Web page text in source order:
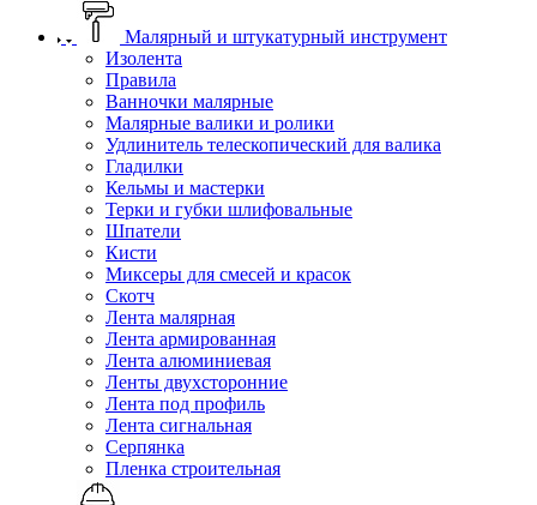
Малярный и штукатурный инструмент
Изолента
Правила
Ванночки малярные
Малярные валики и ролики
Удлинитель телескопический для валика
Гладилки
Кельмы и мастерки
Терки и губки шлифовальные
Шпатели
Кисти
Миксеры для смесей и красок
Скотч
Лента малярная
Лента армированная
Лента алюминиевая
Ленты двухсторонние
Лента под профиль
Лента сигнальная
Серпянка
Пленка строительная